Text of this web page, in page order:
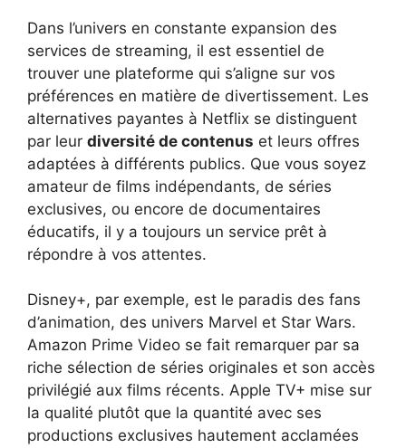
Dans l’univers en constante expansion des
services de streaming, il est essentiel de
trouver une plateforme qui s’aligne sur vos
préférences en matière de divertissement. Les
alternatives payantes à Netflix se distinguent
par leur diversité de contenus et leurs offres
adaptées à différents publics. Que vous soyez
amateur de films indépendants, de séries
exclusives, ou encore de documentaires
éducatifs, il y a toujours un service prêt à
répondre à vos attentes.
Disney+, par exemple, est le paradis des fans
d’animation, des univers Marvel et Star Wars.
Amazon Prime Video se fait remarquer par sa
riche sélection de séries originales et son accès
privilégié aux films récents. Apple TV+ mise sur
la qualité plutôt que la quantité avec ses
productions exclusives hautement acclamées